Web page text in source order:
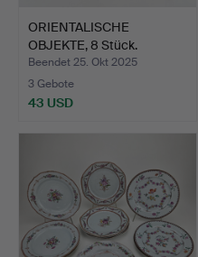
ORIENTALISCHE
OBJEKTE, 8 Stück.
Beendet 25. Okt 2025
3 Gebote
43 USD